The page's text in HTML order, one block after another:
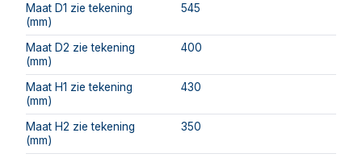
Maat D1 zie tekening
(mm)
545
Maat D2 zie tekening
(mm)
400
Maat H1 zie tekening
(mm)
430
Maat H2 zie tekening
(mm)
350